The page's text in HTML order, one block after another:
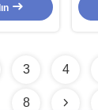
3 4
8